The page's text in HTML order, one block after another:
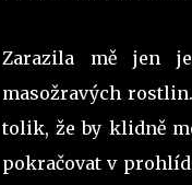
Zarazila mě jen
masožravých
tolik, že by klidně
pokračovat v